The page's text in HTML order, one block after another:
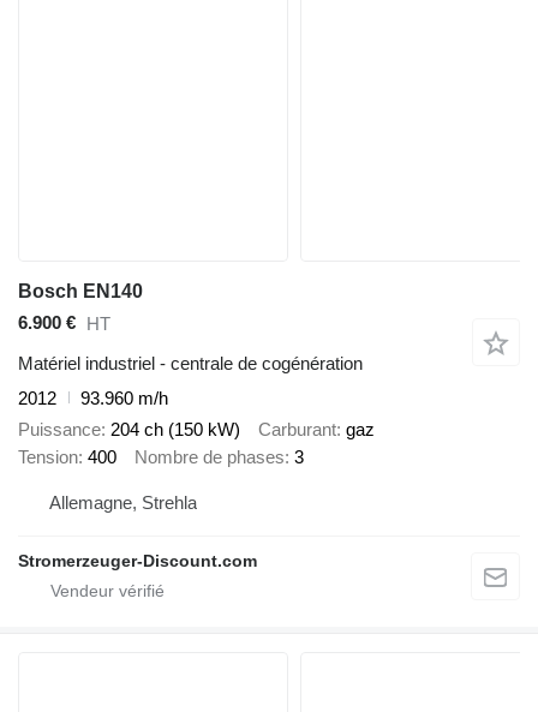
Bosch EN140
6.900 € HT
Matériel industriel - centrale de cogénération
2012
93.960 m/h
Puissance 204 ch (150 kW) Carburant gaz
Tension 400 Nombre de phases 3
Allemagne, Strehla
Stromerzeuger-Discount.com